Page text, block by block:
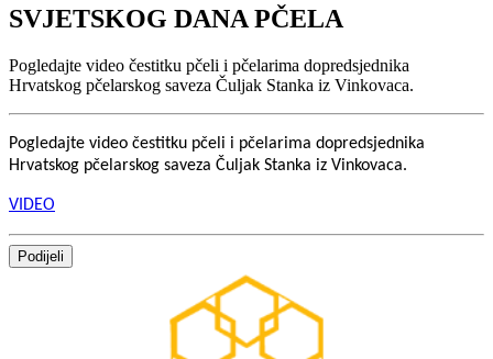
SVJETSKOG DANA PČELA
Pogledajte video čestitku pčeli i pčelarima dopredsjednika
Hrvatskog pčelarskog saveza Čuljak Stanka iz Vinkovaca.
Pogledajte video čestitku pčeli i pčelarima dopredsjednika
Hrvatskog pčelarskog saveza Čuljak Stanka iz Vinkovaca.
VIDEO
Podijeli